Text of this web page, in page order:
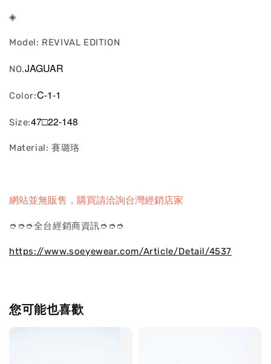
◈
Model: REVIVAL EDITION
NO.JAGUAR
Color:C-1-1
Size:47□22-148
Material: 賽璐珞
網站並無販售，購買請洽詢台灣經銷店家
➮➮➮全台經銷商資訊➮➮➮
https://www.soeyewear.com/Article/Detail/4537
您可能也喜歡